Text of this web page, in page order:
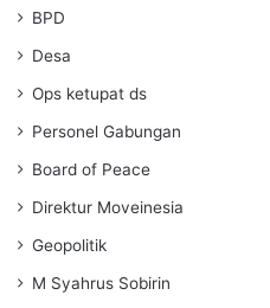
BPD
Desa
Ops ketupat ds
Personel Gabungan
Board of Peace
Direktur Moveinesia
Geopolitik
M Syahrus Sobirin